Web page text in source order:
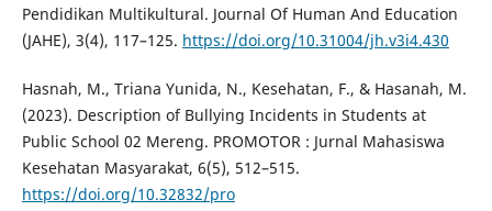
Pendidikan Multikultural. Journal Of Human And Education
(JAHE), 3(4), 117–125. https://doi.org/10.31004/jh.v3i4.430
Hasnah, M., Triana Yunida, N., Kesehatan, F., & Hasanah, M.
(2023). Description of Bullying Incidents in Students at
Public School 02 Mereng. PROMOTOR : Jurnal Mahasiswa
Kesehatan Masyarakat, 6(5), 512–515.
https://doi.org/10.32832/pro